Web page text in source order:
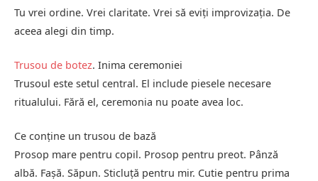
Tu vrei ordine. Vrei claritate. Vrei să eviți improvizația. De
aceea alegi din timp.
Trusou de botez. Inima ceremoniei
Trusoul este setul central. El include piesele necesare
ritualului. Fără el, ceremonia nu poate avea loc.
Ce conține un trusou de bază
Prosop mare pentru copil. Prosop pentru preot. Pânză
albă. Fașă. Săpun. Sticluță pentru mir. Cutie pentru prima